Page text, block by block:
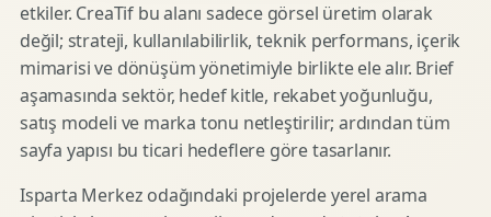
etkiler. CreaTif bu alanı sadece görsel üretim olarak
değil; strateji, kullanılabilirlik, teknik performans, içerik
mimarisi ve dönüşüm yönetimiyle birlikte ele alır. Brief
aşamasında sektör, hedef kitle, rekabet yoğunluğu,
satış modeli ve marka tonu netleştirilir; ardından tüm
sayfa yapısı bu ticari hedeflere göre tasarlanır.
Isparta Merkez odağındaki projelerde yerel arama